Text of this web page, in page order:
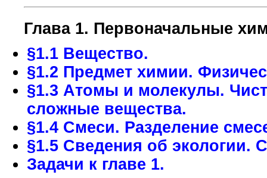
Глава 1. Первоначальные
§1.1 Вещество.
§1.2 Предмет химии.
§1.3 Атомы и молекулы.
сложные вещества.
§1.4 Смеси. Разделение
§1.5 Сведения об экологии.
Задачи к главе 1.